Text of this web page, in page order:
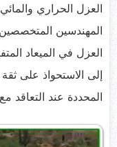
العزل الحراري
المهندسين
العزل في الميعاد
إلى الاستحواذ على ثقة
المحددة عند التعاقد